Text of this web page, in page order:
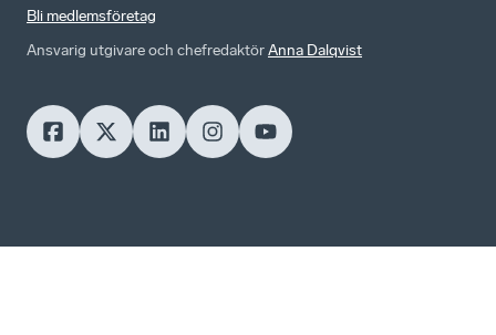
Bli medlemsföretag
Ansvarig utgivare och chefredaktörAnna Dalqvist